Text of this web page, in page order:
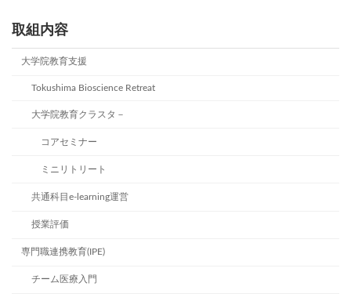
取組内容
大学院教育支援
Tokushima Bioscience Retreat
大学院教育クラスタ－
コアセミナー
ミニリトリート
共通科目e-learning運営
授業評価
専門職連携教育(IPE)
チーム医療入門